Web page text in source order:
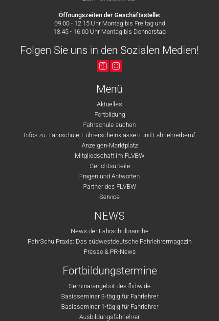
Öffnungszeiten der Geschäftsstelle:
09.00 - 12.15 Uhr Montag bis Freitag und
13.45 - 16.00 Uhr Montag bis Donnerstag
Folgen Sie uns in den Sozialen Medien!
Menü
Aktuelles
Fortbildung
Fahrschule suchen
Infos zu: Fahrschule, Führerscheinklassen und Fahrlehrerberuf
Anzeigen-Marktplatz
Mitgliedschaft im FLVBW
Gerichtsurteile
Fragen und Antworten
Partner des FLVBW
Service
NEWS
News der Fahrschulbranche
FahrSchulPraxis: Das südwestdeutsche Fahrlehrermagazin
Presse & PR-News
Fortbildungstermine
Seminarangebot des flvbw.de
Basisseminar 3-tägig für Fahrlehrer
Basisseminar 1-tägig für Fahrlehrer
Ausbildungsfahrlehrer